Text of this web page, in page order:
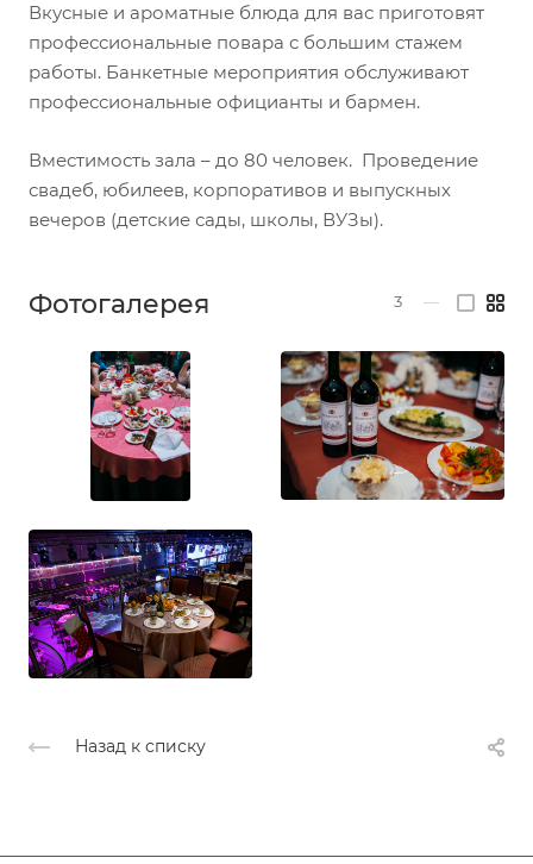
Вкусные и ароматные блюда для вас приготовят
профессиональные повара с большим стажем
работы. Банкетные мероприятия обслуживают
профессиональные официанты и бармен.
Вместимость зала – до 80 человек. Проведение
свадеб, юбилеев, корпоративов и выпускных
вечеров (детские сады, школы, ВУЗы).
Фотогалерея 3 —
Назад к списку